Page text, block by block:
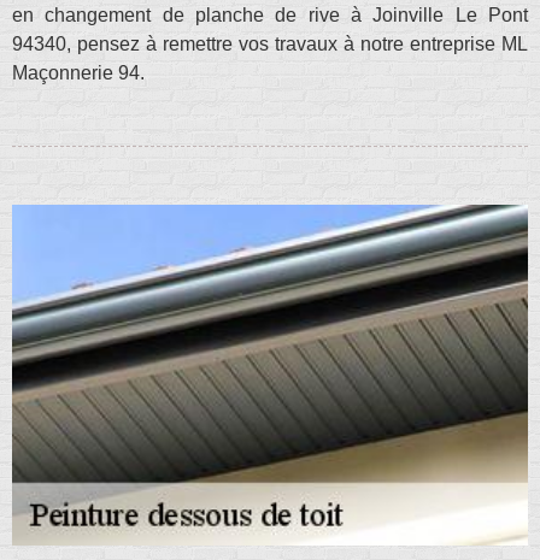
en changement de planche de rive à Joinville Le Pont
94340, pensez à remettre vos travaux à notre entreprise ML
Maçonnerie 94.